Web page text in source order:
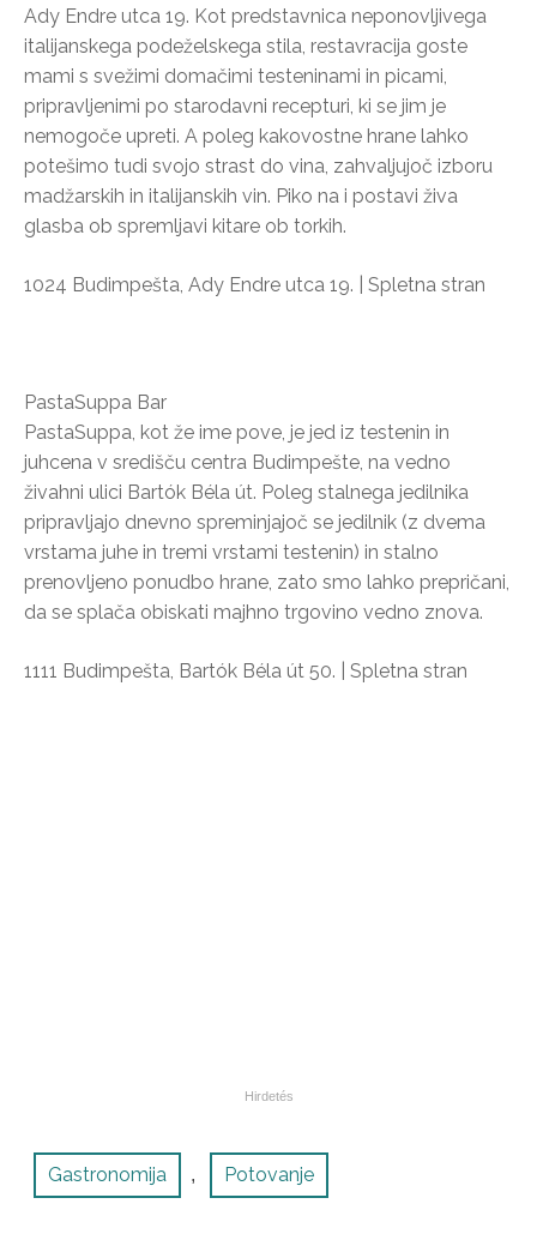
Ady Endre utca 19. Kot predstavnica neponovljivega
italijanskega podeželskega stila, restavracija goste
mami s svežimi domačimi testeninami in picami,
pripravljenimi po starodavni recepturi, ki se jim je
nemogoče upreti. A poleg kakovostne hrane lahko
potešimo tudi svojo strast do vina, zahvaljujoč izboru
madžarskih in italijanskih vin. Piko na i postavi živa
glasba ob spremljavi kitare ob torkih.
1024 Budimpešta, Ady Endre utca 19. | Spletna stran
PastaSuppa Bar
PastaSuppa, kot že ime pove, je jed iz testenin in
juhcena v središču centra Budimpešte, na vedno
živahni ulici Bartók Béla út. Poleg stalnega jedilnika
pripravljajo dnevno spreminjajoč se jedilnik (z dvema
vrstama juhe in tremi vrstami testenin) in stalno
prenovljeno ponudbo hrane, zato smo lahko prepričani,
da se splača obiskati majhno trgovino vedno znova.
1111 Budimpešta, Bartók Béla út 50. | Spletna stran
Gastronomija , Potovanje